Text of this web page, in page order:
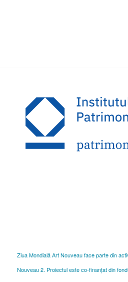
Ziua Mondială Art Nouveau face parte din
Nouveau 2. Proiectul este co-finanțat din